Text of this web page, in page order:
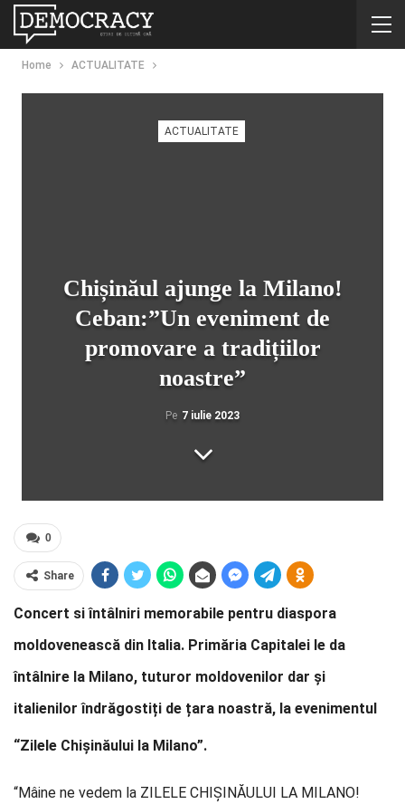
Home ACTUALITATE
ACTUALITATE
Chișinăul ajunge la Milano!
Ceban:”Un eveniment de
promovare a tradițiilor
noastre”
Pe 7 iulie 2023
0
Share
Concert si întâlniri memorabile pentru diaspora
moldovenească din Italia. Primăria Capitalei le da
întâlnire la Milano, tuturor moldovenilor dar și
italienilor îndrăgostiți de țara noastră, la evenimentul
“Zilele Chișinăului la Milano”.
“Mâine ne vedem la ZILELE CHIȘINĂULUI LA MILANO!